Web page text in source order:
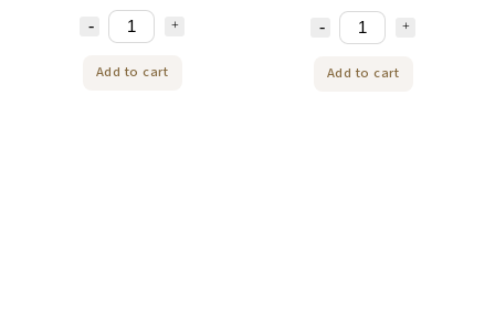
Add to cart Add to cart